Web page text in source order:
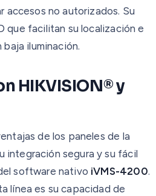
accesos no autorizados. Su
que facilitan su localización e
iluminación.
HIKVISION® y
de los paneles de la
integración segura y su fácil
software nativo iVMS-4200.
línea es su capacidad de